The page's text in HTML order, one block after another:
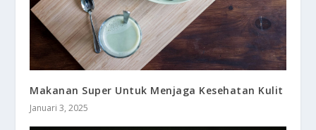
Makanan Super Untuk Menjaga Kesehatan Kulit
Januari 3, 2025